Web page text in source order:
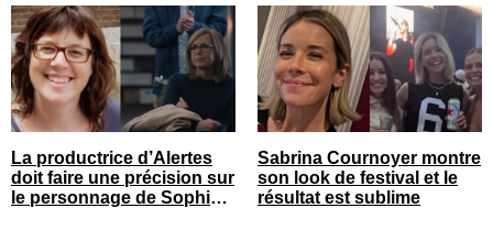
La productrice d’Alertes
doit faire une précision sur
le personnage de Sophie
Sabrina Cournoyer montre
son look de festival et le
résultat est sublime